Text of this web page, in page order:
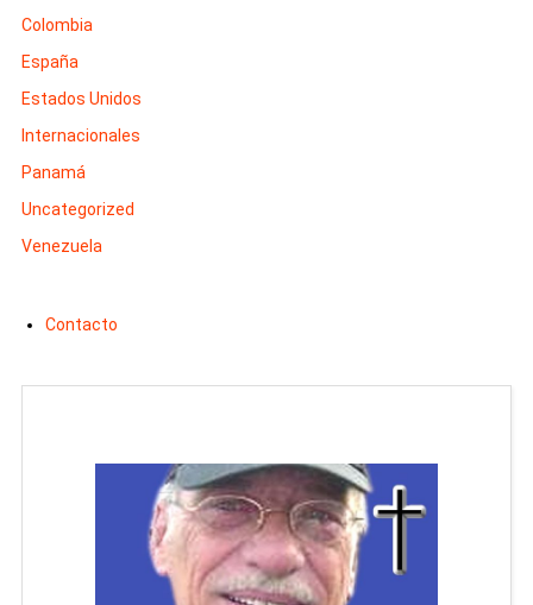
Colombia
España
Estados Unidos
Internacionales
Panamá
Uncategorized
Venezuela
Contacto